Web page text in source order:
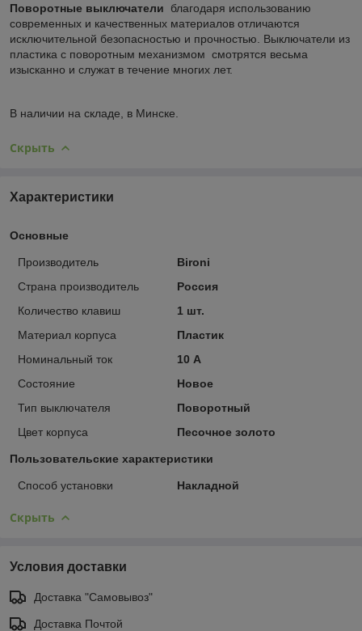
Поворотные выключатели благодаря использованию
современных и качественных материалов отличаются
исключительной безопасностью и прочностью. Выключатели из
пластика с поворотным механизмом смотрятся весьма
изысканно и служат в течение многих лет.
В наличии на складе, в Минске.
Скрыть
Характеристики
Основные
Производитель
Bironi
Страна производитель
Россия
Количество клавиш
1 шт.
Материал корпуса
Пластик
Номинальный ток
10 А
Состояние
Новое
Тип выключателя
Поворотный
Цвет корпуса
Песочное золото
Пользовательские характеристики
Способ установки Накладной
Скрыть
Условия доставки
Доставка "Самовывоз"
Доставка Почтой